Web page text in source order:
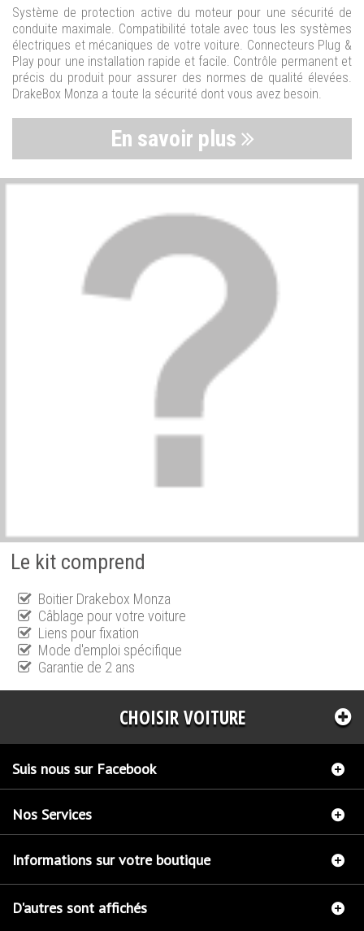
Système de protection active du moteur pour une sécurité de
conduite maximale. Compatibilité totale avec tous les systèmes
électriques et mécaniques de votre voiture. Connecteurs Plug &
Play pour une installation rapide et facile. Contrôle permanent et
précis du produit pour assurer des normes de qualité élevées.
DrakeBox Monza a toute la sécurité dont vous avez besoin.
En savoir plus
Le kit comprend
Boitier Drakebox Monza
Câblage pour votre voiture
Liens pour fixation
Mode d'emploi spécifique
Garantie de 2 ans
CHOISIR VOITURE
Suis nous sur Facebook
Nos Services
Informations sur votre boutique
D'autres sont affichés